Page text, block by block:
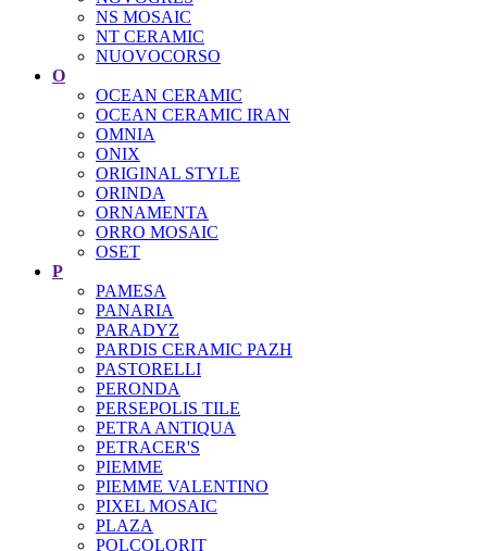
NS MOSAIC
NT CERAMIC
NUOVOCORSO
O
OCEAN CERAMIC
OCEAN CERAMIC IRAN
OMNIA
ONIX
ORIGINAL STYLE
ORINDA
ORNAMENTA
ORRO MOSAIC
OSET
P
PAMESA
PANARIA
PARADYZ
PARDIS CERAMIC PAZH
PASTORELLI
PERONDA
PERSEPOLIS TILE
PETRA ANTIQUA
PETRACER'S
PIEMME
PIEMME VALENTINO
PIXEL MOSAIC
PLAZA
POLCOLORIT